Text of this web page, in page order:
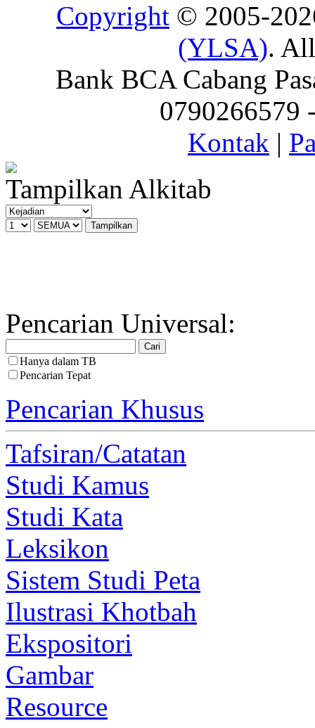
Copyright © 2005-
(YLSA).
Bank BCA Cabang
0790266579
Kontak |
Tampilkan Alkitab
Pencarian Universal:
Hanya dalam TB
Pencarian Tepat
Pencarian Khusus
Tafsiran/Catatan
Studi Kamus
Studi Kata
Leksikon
Sistem Studi Peta
Ilustrasi Khotbah
Ekspositori
Gambar
Resource